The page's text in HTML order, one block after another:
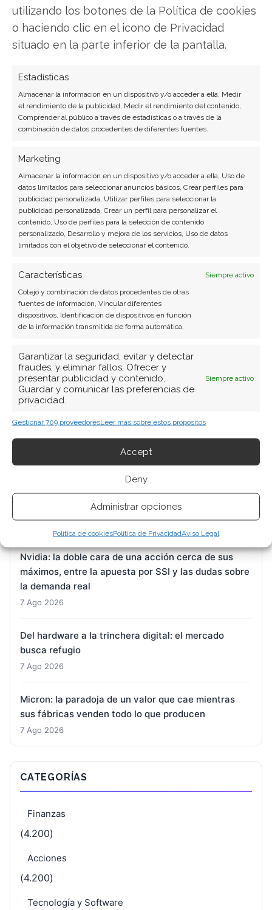
utilizando los botones de la Política de cookies
o haciendo clic en el icono de Privacidad
situado en la parte inferior de la pantalla.
Estadísticas
Almacenar la información en un dispositivo y/o acceder a ella, Medir
el rendimiento de la publicidad, Medir el rendimiento del contenido,
Comprender al público a través de estadísticas o a través de la
combinación de datos procedentes de diferentes fuentes.
Marketing
Almacenar la información en un dispositivo y/o acceder a ella, Uso de
datos limitados para seleccionar anuncios básicos, Crear perfiles para
publicidad personalizada, Utilizar perfiles para seleccionar la
publicidad personalizada, Crear un perfil para personalizar el
contenido, Uso de perfiles para la selección de contenido
personalizado, Desarrollo y mejora de los servicios, Uso de datos
limitados con el objetivo de seleccionar el contenido.
Características
Siempre activo
Cotejo y combinación de datos procedentes de otras
fuentes de información, Vincular diferentes
dispositivos, Identificación de dispositivos en función
de la información transmitida de forma automática.
Garantizar la seguridad, evitar y detectar
fraudes, y eliminar fallos, Ofrecer y
presentar publicidad y contenido,
Guardar y comunicar las preferencias de
privacidad.
Siempre activo
Gestionar 709 proveedoresLeer más sobre estos propósitos
Accept
Deny
Administrar opciones
Política de cookiesPolítica de PrivacidadAviso Legal
BUSCAR
ARTÍCULOS RECIENTES
BioNTech: Oelkers toma el timón con la misión de
DroneShield: Citigroup entra en el capital mientras
el mercado digiere una guidance a la baja
7 Ago 2026
Nvidia: la doble cara de una acción cerca de sus
máximos, entre la apuesta por SSI y las dudas sobre
la demanda real
7 Ago 2026
Del hardware a la trinchera digital: el mercado
busca refugio
7 Ago 2026
Micron: la paradoja de un valor que cae mientras
sus fábricas venden todo lo que producen
7 Ago 2026
CATEGORÍAS
Finanzas
(4.200)
Acciones
(4.200)
Tecnología y Software